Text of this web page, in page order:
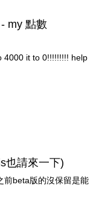
my 點數
4000 it to 0!!!!!!!!! help
也請來一下)
前beta版的沒保留是能